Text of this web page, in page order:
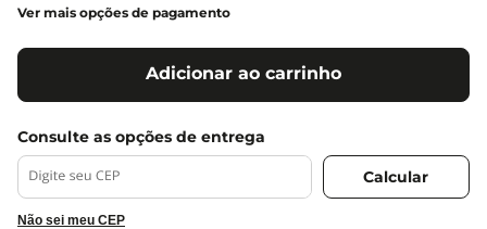
Ver mais opções de pagamento
Adicionar ao carrinho
Não sei meu CEP